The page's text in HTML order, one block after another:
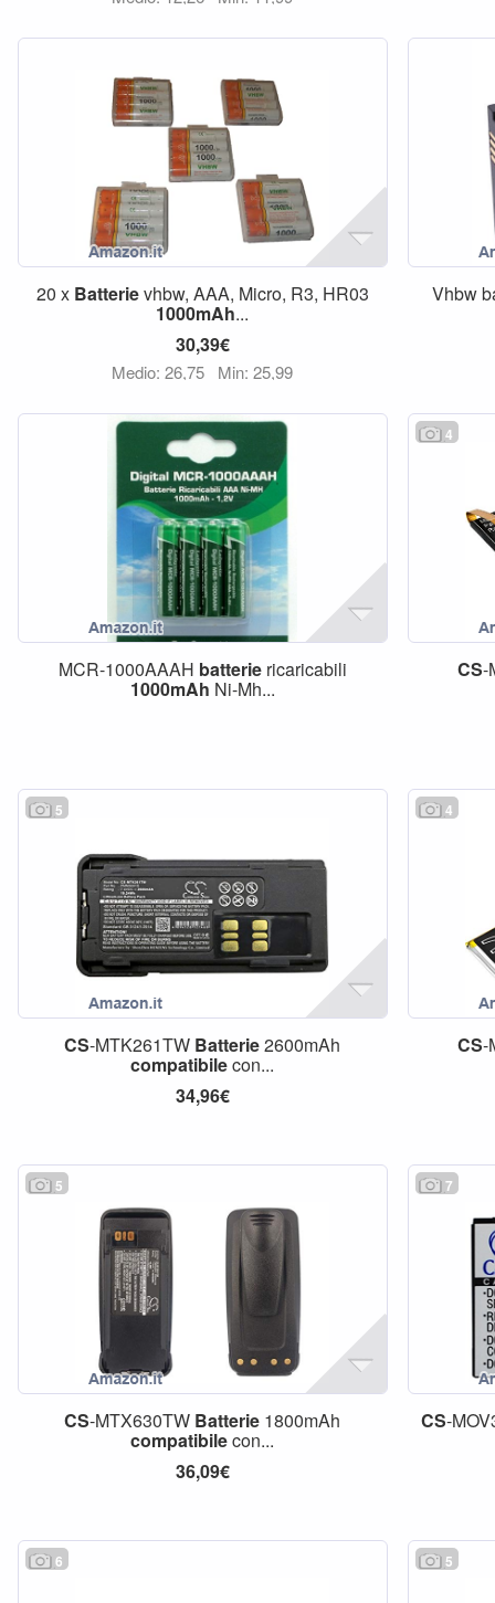
20 x Batterievhbw, AAA, Micro, R3, HR03
1000mAh...
30,39€
Medio: 26,75 Min: 25,99
Vhbw
MCR-1000AAAH batteriericaricabili
1000mAh Ni-Mh...
4
CS-
5
CS-MTK261TW Batterie2600mAh
compatibilecon...
34,96€
4
CS-
5
CS-MTX630TW Batterie 1800mAh
compatibilecon...
36,09€
7
CS-
6 5